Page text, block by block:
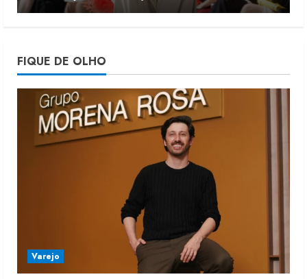
4
5
Projeto testa passaporte digital na
moda nacional
4 de agosto de 2026
FIQUE DE OLHO
Varejo